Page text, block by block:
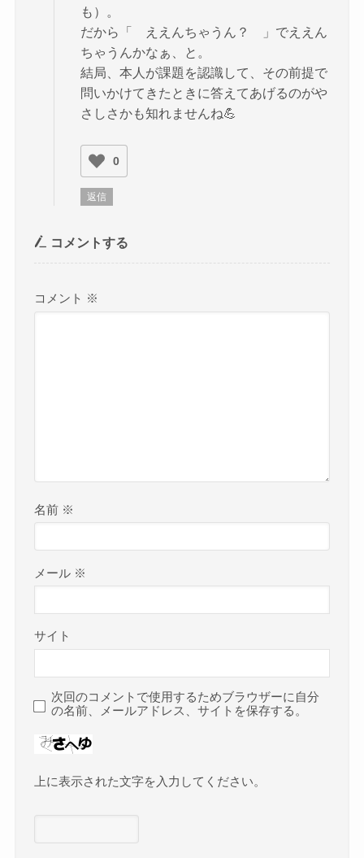
も）。
だから「 ええんちゃうん？ 」でええん
ちゃうんかなぁ、と。
結局、本人が課題を認識して、その前提で
問いかけてきたときに答えてあげるのがや
さしさかも知れませんね💪
0
返信
コメントする
コメント ※
名前 ※
メール ※
サイト
次回のコメントで使用するためブラウザーに自分
の名前、メールアドレス、サイトを保存する。
上に表示された文字を入力してください。